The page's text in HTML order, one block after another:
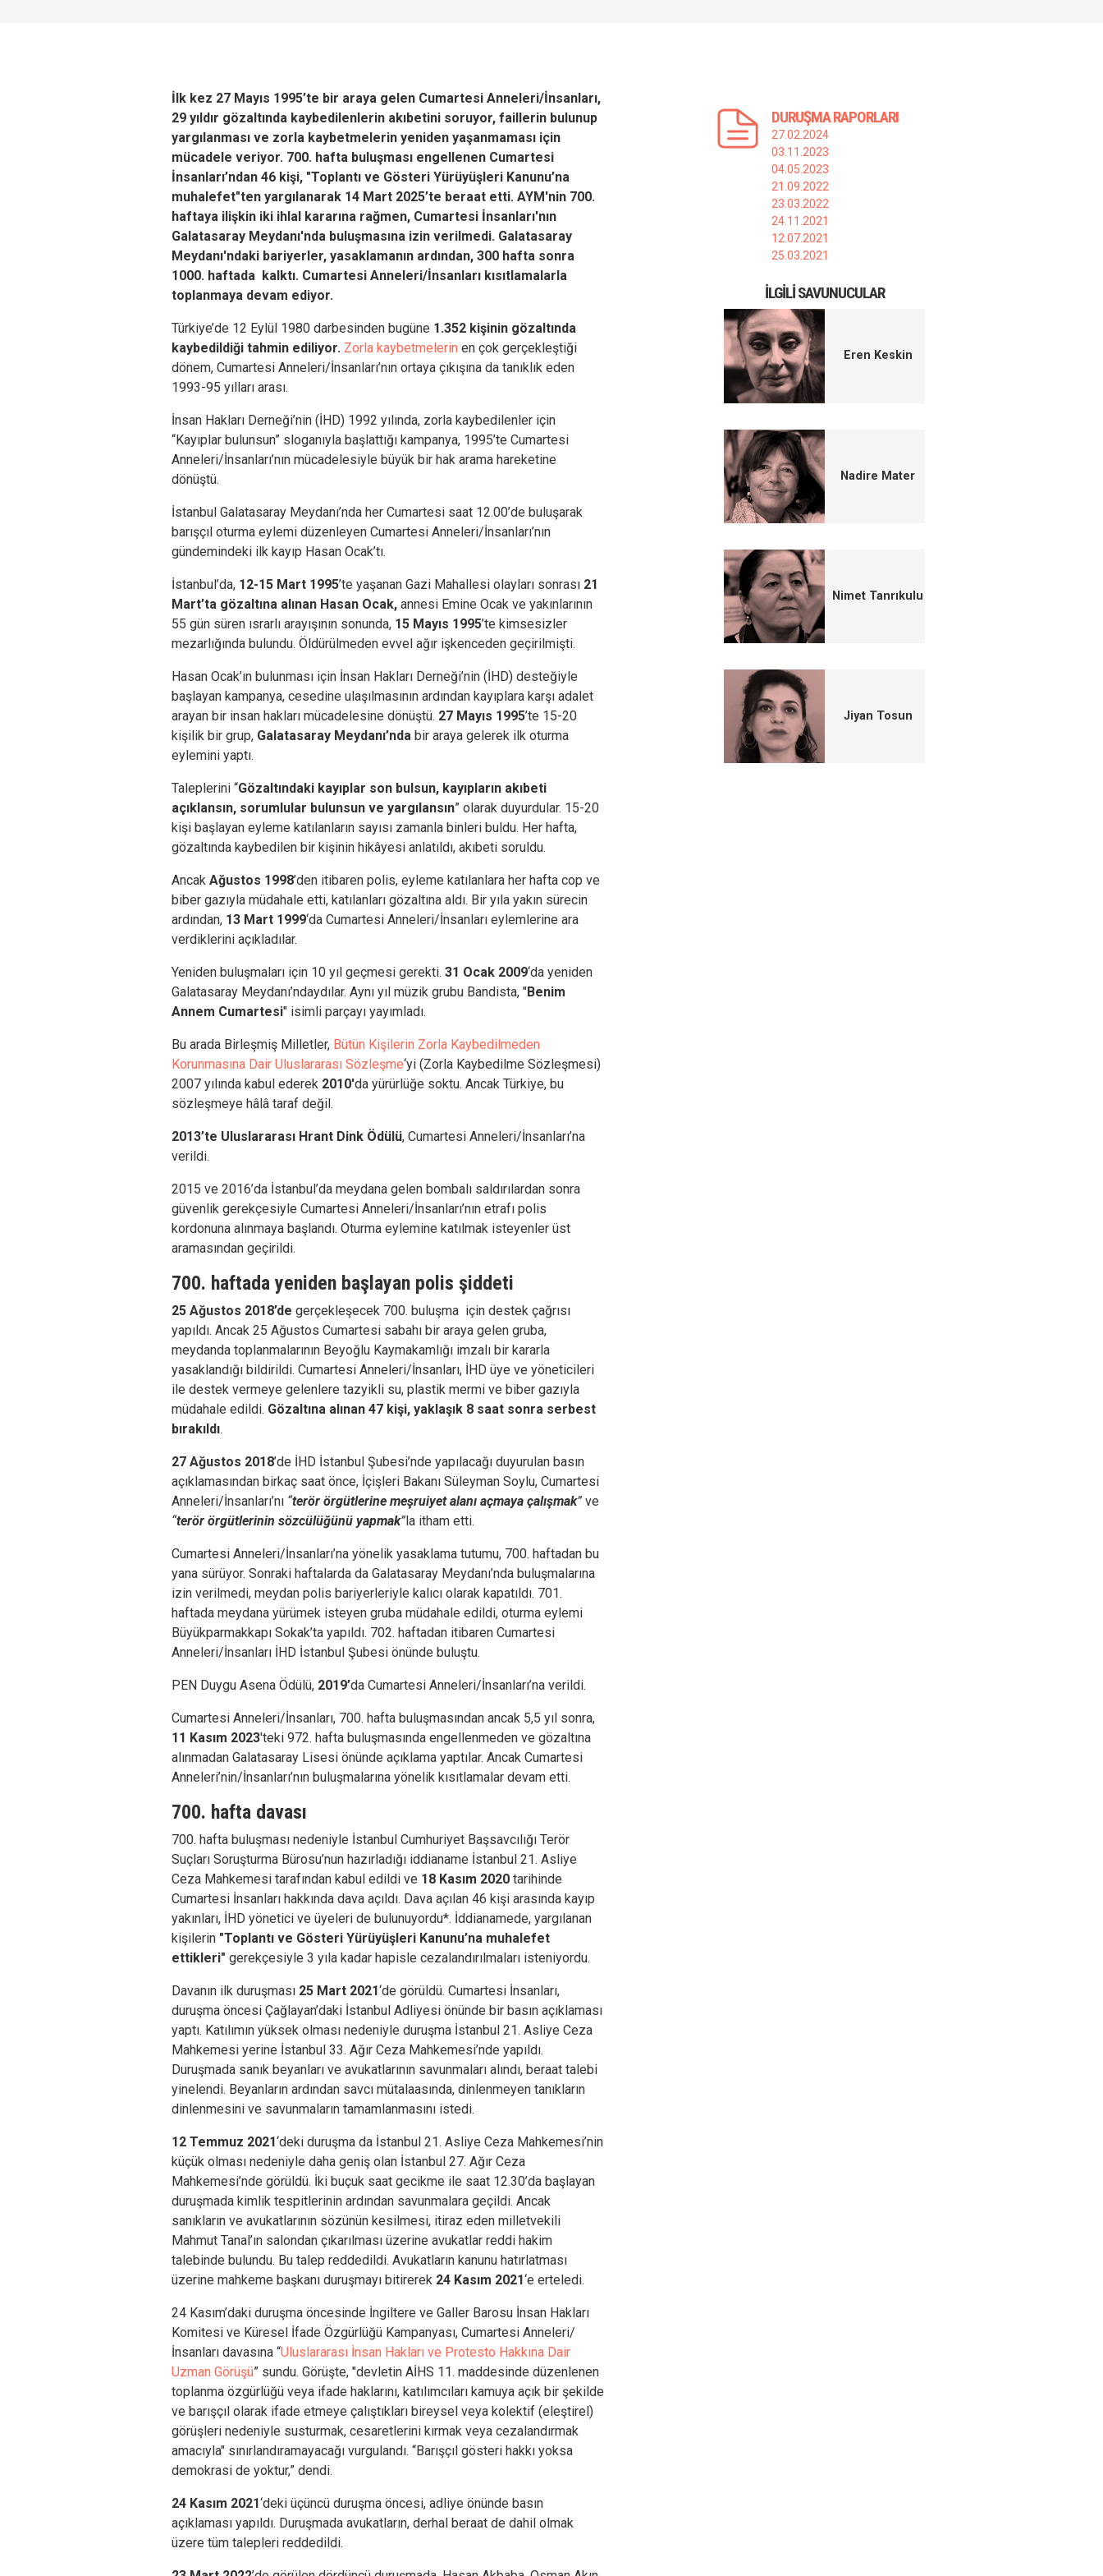
İlk kez 27 Mayıs 1995’te bir araya gelen Cumartesi Anneleri/İnsanları,
29 yıldır gözaltında kaybedilenlerin akıbetini soruyor, faillerin bulunup
yargılanması ve zorla kaybetmelerin yeniden yaşanmaması için
mücadele veriyor. 700. hafta buluşması engellenen Cumartesi
İnsanları’ndan 46 kişi, "Toplantı ve Gösteri Yürüyüşleri Kanunu’na
muhalefet"ten yargılanarak 14 Mart 2025’te beraat etti. AYM'nin 700.
haftaya ilişkin iki ihlal kararına rağmen, Cumartesi İnsanları'nın
Galatasaray Meydanı'nda buluşmasına izin verilmedi. Galatasaray
Meydanı'ndaki bariyerler, yasaklamanın ardından, 300 hafta sonra
1000. haftada kalktı. Cumartesi Anneleri/İnsanları kısıtlamalarla
toplanmaya devam ediyor.
Türkiye’de 12 Eylül 1980 darbesinden bugüne 1.352 kişinin gözaltında
kaybedildiği tahmin ediliyor. Zorla kaybetmelerin en çok gerçekleştiği
dönem, Cumartesi Anneleri/İnsanları’nın ortaya çıkışına da tanıklık eden
1993-95 yılları arası.
İnsan Hakları Derneği’nin (İHD) 1992 yılında, zorla kaybedilenler için
“Kayıplar bulunsun” sloganıyla başlattığı kampanya, 1995’te Cumartesi
Anneleri/İnsanları’nın mücadelesiyle büyük bir hak arama hareketine
dönüştü.
İstanbul Galatasaray Meydanı’nda her Cumartesi saat 12.00’de buluşarak
barışçıl oturma eylemi düzenleyen Cumartesi Anneleri/İnsanları’nın
gündemindeki ilk kayıp Hasan Ocak’tı.
İstanbul’da, 12-15 Mart 1995’te yaşanan Gazi Mahallesi olayları sonrası 21
Mart’ta gözaltına alınan Hasan Ocak, annesi Emine Ocak ve yakınlarının
55 gün süren ısrarlı arayışının sonunda, 15 Mayıs 1995’te kimsesizler
mezarlığında bulundu. Öldürülmeden evvel ağır işkenceden geçirilmişti.
Hasan Ocak’ın bulunması için İnsan Hakları Derneği’nin (İHD) desteğiyle
başlayan kampanya, cesedine ulaşılmasının ardından kayıplara karşı adalet
arayan bir insan hakları mücadelesine dönüştü. 27 Mayıs 1995’te 15-20
kişilik bir grup, Galatasaray Meydanı’nda bir araya gelerek ilk oturma
eylemini yaptı.
Taleplerini “Gözaltındaki kayıplar son bulsun, kayıpların akıbeti
açıklansın, sorumlular bulunsun ve yargılansın” olarak duyurdular. 15-20
kişi başlayan eyleme katılanların sayısı zamanla binleri buldu. Her hafta,
gözaltında kaybedilen bir kişinin hikâyesi anlatıldı, akıbeti soruldu.
Ancak Ağustos 1998’den itibaren polis, eyleme katılanlara her hafta cop ve
biber gazıyla müdahale etti, katılanları gözaltına aldı. Bir yıla yakın sürecin
ardından, 13 Mart 1999‘da Cumartesi Anneleri/İnsanları eylemlerine ara
verdiklerini açıkladılar.
Yeniden buluşmaları için 10 yıl geçmesi gerekti. 31 Ocak 2009‘da yeniden
Galatasaray Meydanı’ndaydılar. Aynı yıl müzik grubu Bandista, "Benim
Annem Cumartesi" isimli parçayı yayımladı.
Bu arada Birleşmiş Milletler, Bütün Kişilerin Zorla Kaybedilmeden
Korunmasına Dair Uluslararası Sözleşme‘yi (Zorla Kaybedilme Sözleşmesi)
2007 yılında kabul ederek 2010'da yürürlüğe soktu. Ancak Türkiye, bu
sözleşmeye hâlâ taraf değil.
2013’te Uluslararası Hrant Dink Ödülü, Cumartesi Anneleri/İnsanları’na
verildi.
2015 ve 2016’da İstanbul’da meydana gelen bombalı saldırılardan sonra
güvenlik gerekçesiyle Cumartesi Anneleri/İnsanları’nın etrafı polis
kordonuna alınmaya başlandı. Oturma eylemine katılmak isteyenler üst
aramasından geçirildi.
700. haftada yeniden başlayan polis şiddeti
25 Ağustos 2018’de gerçekleşecek 700. buluşma için destek çağrısı
yapıldı. Ancak 25 Ağustos Cumartesi sabahı bir araya gelen gruba,
meydanda toplanmalarının Beyoğlu Kaymakamlığı imzalı bir kararla
yasaklandığı bildirildi. Cumartesi Anneleri/İnsanları, İHD üye ve yöneticileri
ile destek vermeye gelenlere tazyikli su, plastik mermi ve biber gazıyla
müdahale edildi. Gözaltına alınan 47 kişi, yaklaşık 8 saat sonra serbest
bırakıldı.
27 Ağustos 2018’de İHD İstanbul Şubesi’nde yapılacağı duyurulan basın
açıklamasından birkaç saat önce, İçişleri Bakanı Süleyman Soylu, Cumartesi
Anneleri/İnsanları’nı “terör örgütlerine meşruiyet alanı açmaya çalışmak” ve
“terör örgütlerinin sözcülüğünü yapmak” la itham etti.
Cumartesi Anneleri/İnsanları’na yönelik yasaklama tutumu, 700. haftadan bu
yana sürüyor. Sonraki haftalarda da Galatasaray Meydanı’nda buluşmalarına
izin verilmedi, meydan polis bariyerleriyle kalıcı olarak kapatıldı. 701.
haftada meydana yürümek isteyen gruba müdahale edildi, oturma eylemi
Büyükparmakkapı Sokak’ta yapıldı. 702. haftadan itibaren Cumartesi
Anneleri/İnsanları İHD İstanbul Şubesi önünde buluştu.
PEN Duygu Asena Ödülü, 2019’da Cumartesi Anneleri/İnsanları’na verildi.
Cumartesi Anneleri/İnsanları, 700. hafta buluşmasından ancak 5,5 yıl sonra,
11 Kasım 2023'teki 972. hafta buluşmasında engellenmeden ve gözaltına
alınmadan Galatasaray Lisesi önünde açıklama yaptılar. Ancak Cumartesi
Anneleri’nin/İnsanları’nın buluşmalarına yönelik kısıtlamalar devam etti.
700. hafta davası
700. hafta buluşması nedeniyle İstanbul Cumhuriyet Başsavcılığı Terör
Suçları Soruşturma Bürosu’nun hazırladığı iddianame İstanbul 21. Asliye
Ceza Mahkemesi tarafından kabul edildi ve 18 Kasım 2020 tarihinde
Cumartesi İnsanları hakkında dava açıldı. Dava açılan 46 kişi arasında kayıp
yakınları, İHD yönetici ve üyeleri de bulunuyordu*. İddianamede, yargılanan
kişilerin "Toplantı ve Gösteri Yürüyüşleri Kanunu’na muhalefet
ettikleri" gerekçesiyle 3 yıla kadar hapisle cezalandırılmaları isteniyordu.
Davanın ilk duruşması 25 Mart 2021‘de görüldü. Cumartesi İnsanları,
duruşma öncesi Çağlayan’daki İstanbul Adliyesi önünde bir basın açıklaması
yaptı. Katılımın yüksek olması nedeniyle duruşma İstanbul 21. Asliye Ceza
Mahkemesi yerine İstanbul 33. Ağır Ceza Mahkemesi’nde yapıldı.
Duruşmada sanık beyanları ve avukatlarının savunmaları alındı, beraat talebi
yinelendi. Beyanların ardından savcı mütalaasında, dinlenmeyen tanıkların
dinlenmesini ve savunmaların tamamlanmasını istedi.
12 Temmuz 2021‘deki duruşma da İstanbul 21. Asliye Ceza Mahkemesi’nin
küçük olması nedeniyle daha geniş olan İstanbul 27. Ağır Ceza
Mahkemesi’nde görüldü. İki buçuk saat gecikme ile saat 12.30’da başlayan
duruşmada kimlik tespitlerinin ardından savunmalara geçildi. Ancak
sanıkların ve avukatlarının sözünün kesilmesi, itiraz eden milletvekili
Mahmut Tanal’ın salondan çıkarılması üzerine avukatlar reddi hakim
talebinde bulundu. Bu talep reddedildi. Avukatların kanunu hatırlatması
üzerine mahkeme başkanı duruşmayı bitirerek 24 Kasım 2021‘e erteledi.
24 Kasım’daki duruşma öncesinde İngiltere ve Galler Barosu İnsan Hakları
Komitesi ve Küresel İfade Özgürlüğü Kampanyası, Cumartesi Anneleri/
İnsanları davasına “Uluslararası İnsan Hakları ve Protesto Hakkına Dair
Uzman Görüşü” sundu. Görüşte, "devletin AİHS 11. maddesinde düzenlenen
toplanma özgürlüğü veya ifade haklarını, katılımcıları kamuya açık bir şekilde
ve barışçıl olarak ifade etmeye çalıştıkları bireysel veya kolektif (eleştirel)
görüşleri nedeniyle susturmak, cesaretlerini kırmak veya cezalandırmak
amacıyla" sınırlandıramayacağı vurgulandı. “Barışçıl gösteri hakkı yoksa
demokrasi de yoktur,” dendi.
24 Kasım 2021‘deki üçüncü duruşma öncesi, adliye önünde basın
açıklaması yapıldı. Duruşmada avukatların, derhal beraat de dahil olmak
üzere tüm talepleri reddedildi.
DURUŞMA RAPORLARI
27.02.2024
03.11.2023
04.05.2023
21.09.2022
23.03.2022
24.11.2021
12.07.2021
25.03.2021
İLGILI SAVUNUCULAR
Eren Keskin
Nadire Mater
Nimet Tanrıkulu
Jiyan Tosun